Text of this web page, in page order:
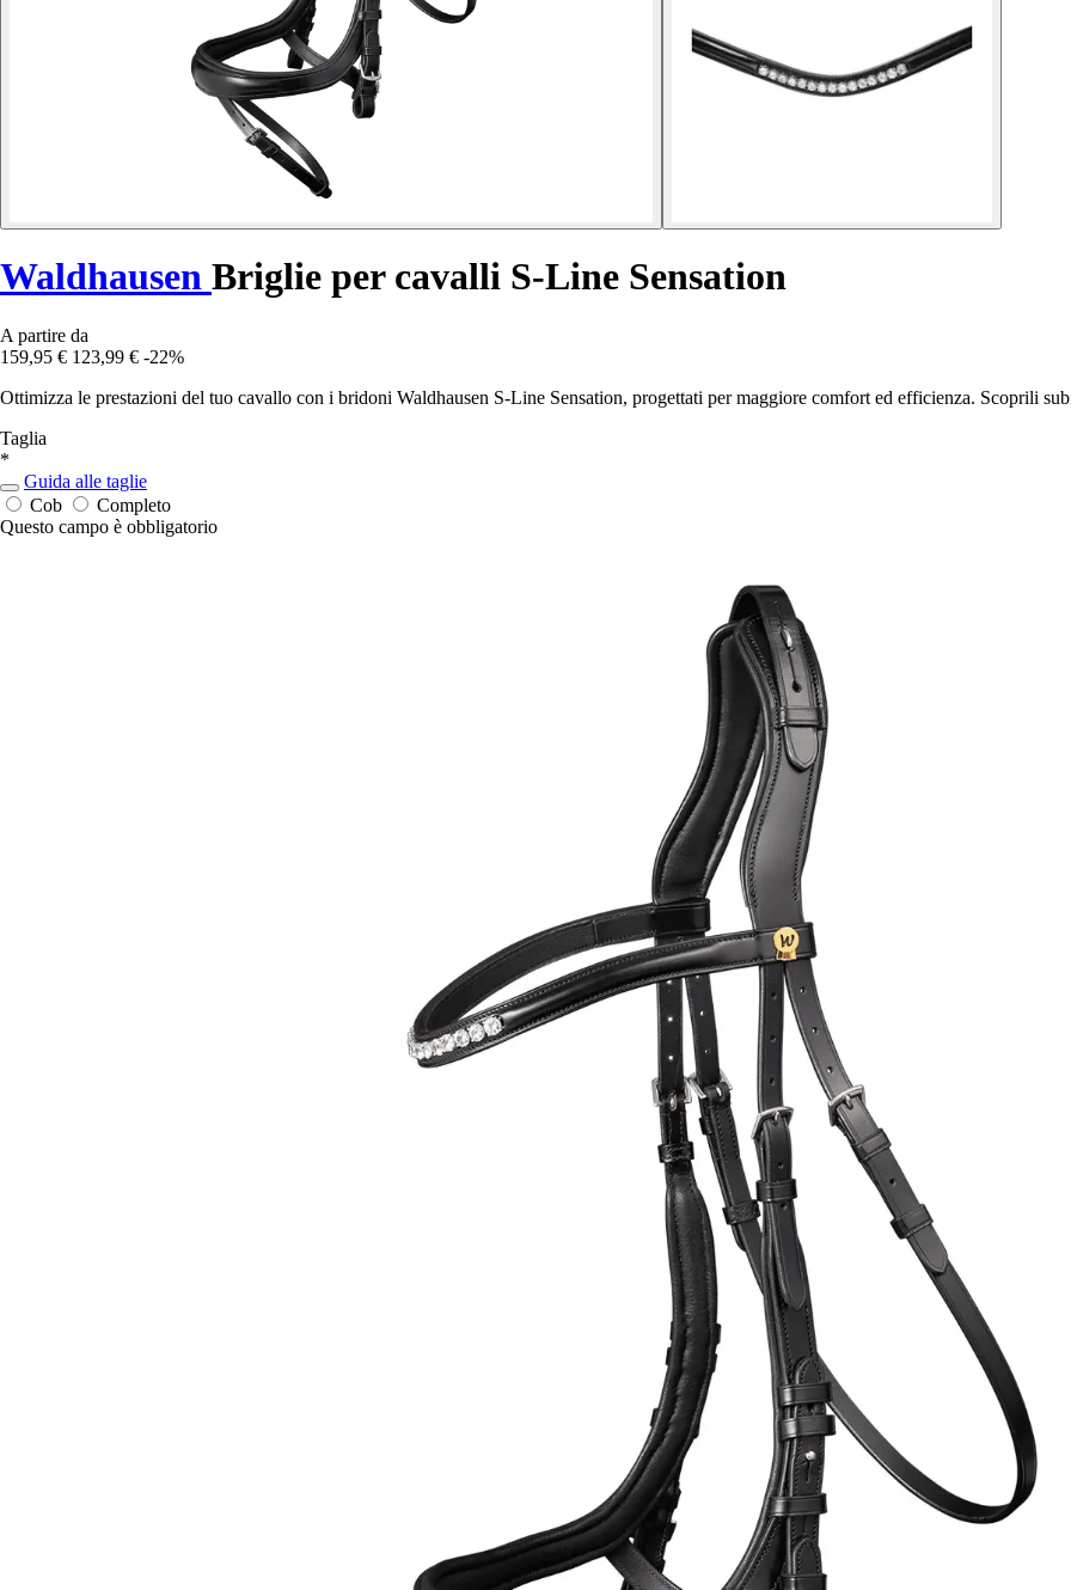
Waldhausen Briglie per cavalli S-Line Sensation
A partire da
159,95 € 123,99 € -22%
Ottimizza le prestazioni del tuo cavallo con i bridoni Waldhausen S-Line Sensation, progettati per maggiore comfort ed efficienza. Scoprili
Taglia
*
Guida alle taglie
Cob
Completo
Questo campo è obbligatorio